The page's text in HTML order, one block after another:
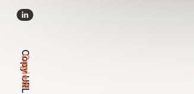
Copy URL
Copied!